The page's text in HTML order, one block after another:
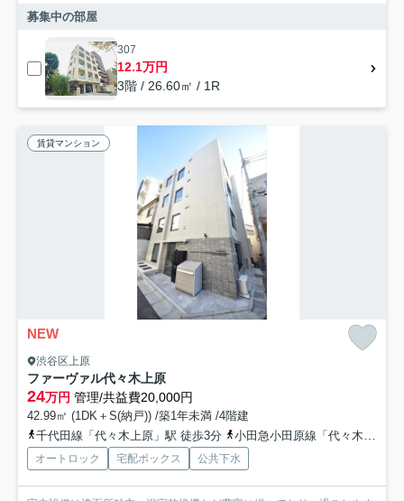
募集中の部屋
307
12.1万円
3階 / 26.60㎡ / 1R
賃貸マンション
NEW
渋谷区上原
ファーヴァル代々木上原
24万円 管理/共益費20,000円
42.99㎡ (1DK＋S(納戸)) /築1年未満 /4階建
千代田線「代々木上原」駅 徒歩3分
小田急小田原線「代々木八幡」駅 徒歩9分
オートロック 宅配ボックス 公共下水